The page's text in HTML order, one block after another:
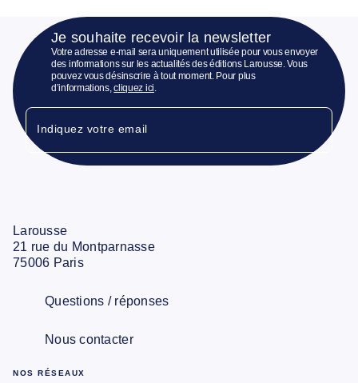
Je souhaite recevoir la newsletter
Votre adresse e-mail sera uniquement utilisée pour vous envoyer
des informations sur les actualités des éditions Larousse. Vous
pouvez vous désinscrire à tout moment. Pour plus
d’informations,cliquez ici.
Indiquez votre email
Larousse
21 rue du Montparnasse
75006 Paris
Questions / réponses
Nous contacter
NOS RÉSEAUX